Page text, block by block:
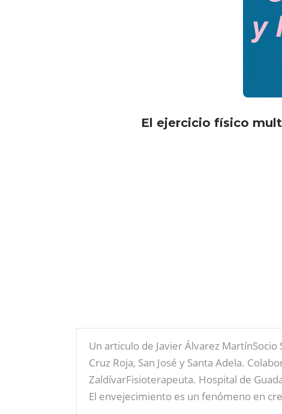
El ejercicio físico
Un articulo de Javier Álvarez
Cruz Roja, San José y Santa Adela.
ZaldívarFisioterapeuta. Hospital de
El envejecimiento es un fenómeno en